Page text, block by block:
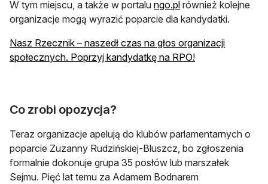
W tym miejscu, a także w portalu ngo.pl również kolejne
organizacje mogą wyrazić poparcie dla kandydatki.
Nasz Rzecznik – naszedł czas na głos organizacji
społecznych. Poprzyj kandydatkę na RPO!
Co zrobi opozycja?
Teraz organizacje apelują do klubów parlamentarnych o
poparcie Zuzanny Rudzińskiej-Bluszcz, bo zgłoszenia
formalnie dokonuje grupa 35 posłów lub marszałek
Sejmu. Pięć lat temu za Adamem Bodnarem